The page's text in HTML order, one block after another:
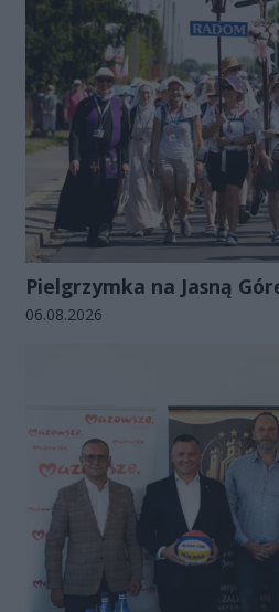
Pielgrzymka na Jasną
Data dodania galerii:
06.08.2026